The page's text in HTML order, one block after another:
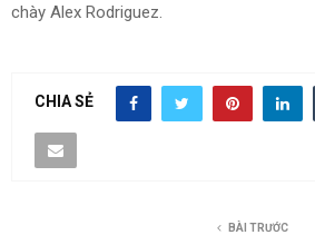
chày Alex Rodriguez.
CHIA SẺ
BÀI TRƯỚC